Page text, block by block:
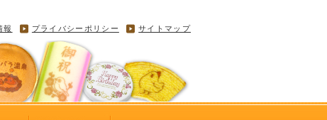
報 プライバシーポリシー サイトマップ